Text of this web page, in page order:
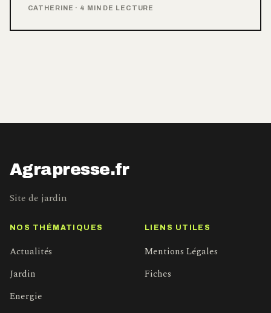
CATHERINE · 4 MIN DE LECTURE
Agrapresse.fr
Site de jardin
NOS THÉMATIQUES
Actualités
Jardin
Energie
LIENS UTILES
Mentions Légales
Fiches